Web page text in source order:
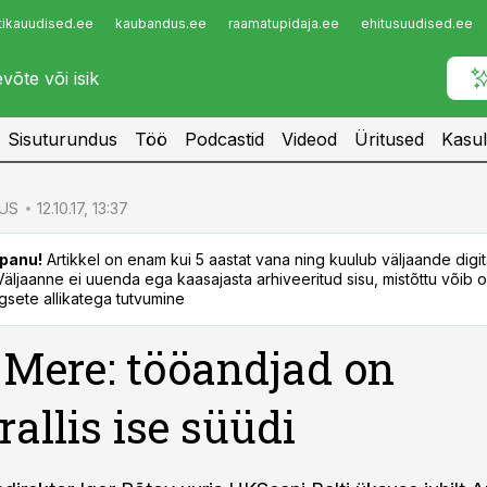
kaubandus.ee raamatupidaja.ee ehitusuudised.ee
Infopank
Sisuturundus Töö Podcastid Videod Üritused
12.10.17, 13:37
Artikkel on enam kui 5 aastat vana ning kuulub väljaande
ei uuenda ega kaasajasta arhiveeritud sisu, mistõttu võib
allikatega tutvumine
tööandjad on
ise süüdi